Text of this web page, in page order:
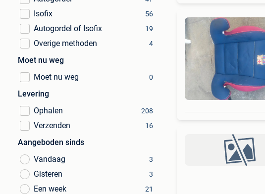
Isofix 56
Autogordel of Isofix 19
Overige methoden 4
Moet nu weg
Moet nu weg
0
Levering
Ophalen
208
Verzenden 16
Aangeboden sinds
Vandaag
3
Gisteren 3
Een week 21